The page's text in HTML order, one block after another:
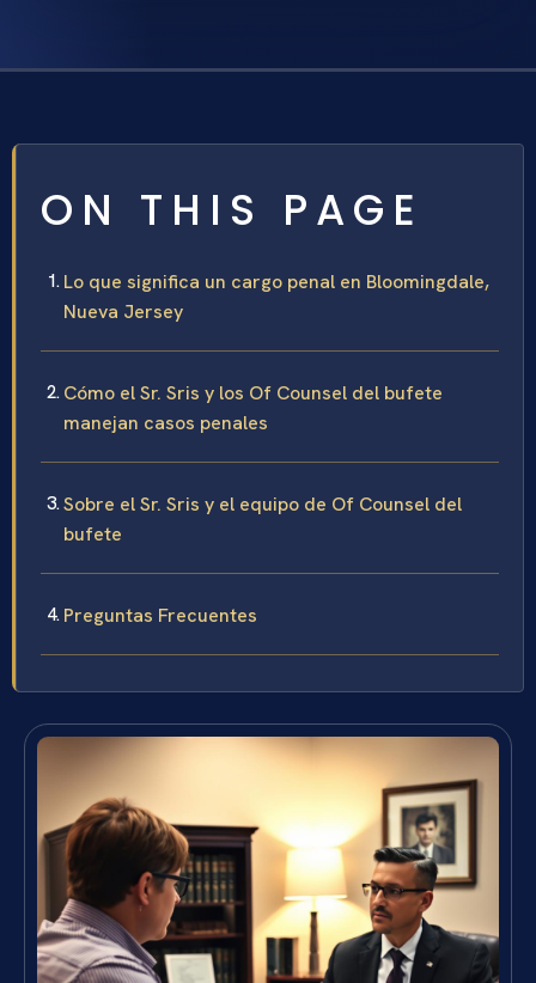
ON THIS PAGE
Lo que significa un cargo penal en Bloomingdale,
Nueva Jersey
Cómo el Sr. Sris y los Of Counsel del bufete
manejan casos penales
Sobre el Sr. Sris y el equipo de Of Counsel del
bufete
Preguntas Frecuentes